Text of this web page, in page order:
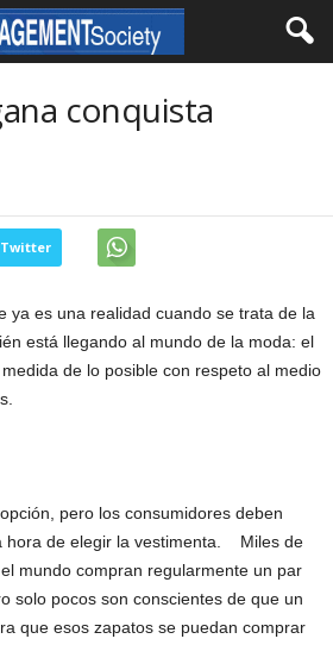
conquista
Twitter
ya es una realidad cuando se trata de la
está llegando al mundo de la moda: el
de lo posible con respeto al medio
pero los consumidores deben
hora de elegir la vestimenta. Miles de
mundo compran regularmente un par
solo pocos son conscientes de que un
que esos zapatos se puedan comprar